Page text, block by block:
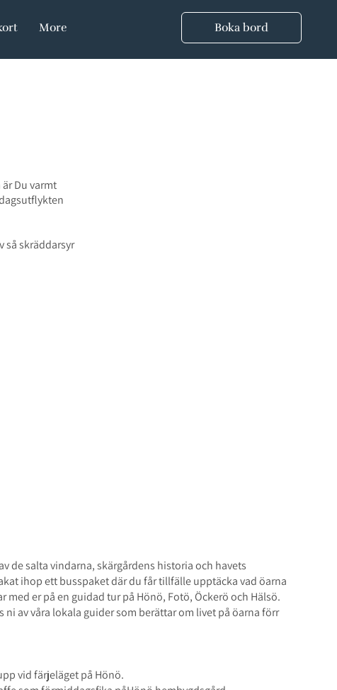
More Boka bord
Du varmt
så skräddarsyr
de salta vindarna, skärgårdens historia och havets
ihop ett busspaket där du får tillfälle upptäcka vad öarna
med er på en guidad tur på Hönö, Fotö, Öckerö och Hälsö.
ni av våra lokala guider som berättar om livet på öarna förr
vid färjeläget på Hönö.